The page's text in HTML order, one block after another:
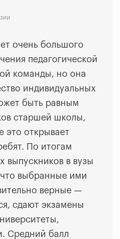
очень большого
педагогической
команды, но она
индивидуальных
быть равным
старшей школы,
это открывает
По итогам
выпускников в вузы
выбранные ими
верные —
сдают экзамены
Средний балл